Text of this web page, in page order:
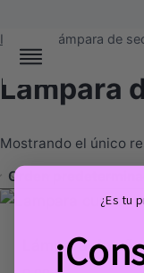
Saltar
contenido
Inicio Lámpara de
Lámpara
Mostrando el único
Lámpara de
¿Es tu